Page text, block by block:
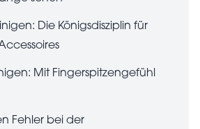
Die Königsdisziplin für
Mit Fingerspitzengefühl
Fehler bei der